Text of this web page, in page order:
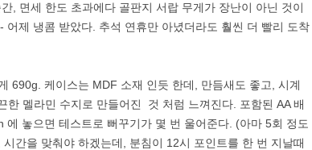
, 면세 한도 초과에다 골판지 서랍 무게가 장난이 아닌 것이
어제 냉콤 받았다. 추석 연휴만 아녔더라도 훨씬 더 빨리 도착
690g. 케이스는 MDF 소재 인듯 한데, 만듬새도 좋고, 시계
한 멜라민 수지로 만들어진 것 처럼 느껴진다. 포함된 AA 배
에 놓으면 테스트로 뻐꾸기가 몇 번 울어준다. (아마 5회 정도
간을 맞춰야 하겠는데, 분침이 12시 포인트를 한 번 지날때